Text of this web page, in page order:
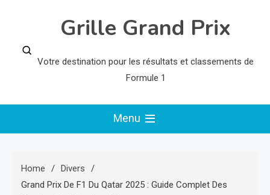
Grille Grand Prix
Votre destination pour les résultats et classements de
Formule 1
Menu
Home
Divers
Grand Prix De F1 Du Qatar 2025 : Guide Complet Des